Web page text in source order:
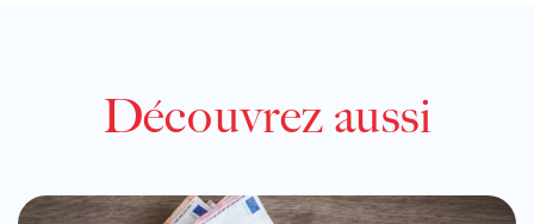
Découvrez aussi